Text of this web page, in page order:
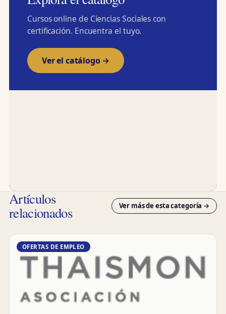
Cursos online de Ciencias Sociales con
certificación. Encuentra el tuyo.
Ver el catálogo →
Artículos
relacionados Ver más de esta categoría →
OFERTAS DE EMPLEO